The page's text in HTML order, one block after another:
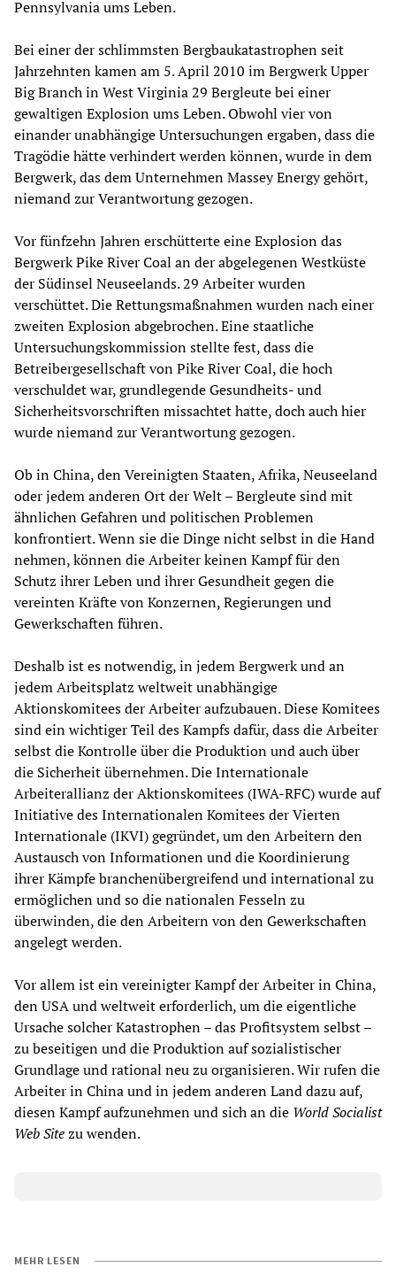
Pennsylvania ums Leben.
Bei einer der schlimmsten Bergbaukatastrophen seit
Jahrzehnten kamen am 5. April 2010 im Bergwerk Upper
Big Branch in West Virginia 29 Bergleute bei einer
gewaltigen Explosion ums Leben. Obwohl vier von
einander unabhängige Untersuchungen ergaben, dass die
Tragödie hätte verhindert werden können, wurde in dem
Bergwerk, das dem Unternehmen Massey Energy gehört,
niemand zur Verantwortung gezogen.
Vor fünfzehn Jahren erschütterte eine Explosion das
Bergwerk Pike River Coal an der abgelegenen Westküste
der Südinsel Neuseelands. 29 Arbeiter wurden
verschüttet. Die Rettungsmaßnahmen wurden nach einer
zweiten Explosion abgebrochen. Eine staatliche
Untersuchungskommission stellte fest, dass die
Betreibergesellschaft von Pike River Coal, die hoch
verschuldet war, grundlegende Gesundheits- und
Sicherheitsvorschriften missachtet hatte, doch auch hier
wurde niemand zur Verantwortung gezogen.
Ob in China, den Vereinigten Staaten, Afrika, Neuseeland
oder jedem anderen Ort der Welt – Bergleute sind mit
ähnlichen Gefahren und politischen Problemen
konfrontiert. Wenn sie die Dinge nicht selbst in die Hand
nehmen, können die Arbeiter keinen Kampf für den
Schutz ihrer Leben und ihrer Gesundheit gegen die
vereinten Kräfte von Konzernen, Regierungen und
Gewerkschaften führen.
Deshalb ist es notwendig, in jedem Bergwerk und an
jedem Arbeitsplatz weltweit unabhängige
Aktionskomitees der Arbeiter aufzubauen. Diese Komitees
sind ein wichtiger Teil des Kampfs dafür, dass die Arbeiter
selbst die Kontrolle über die Produktion und auch über
die Sicherheit übernehmen. Die Internationale
Arbeiterallianz der Aktionskomitees (IWA-RFC) wurde auf
Initiative des Internationalen Komitees der Vierten
Internationale (IKVI) gegründet, um den Arbeitern den
Austausch von Informationen und die Koordinierung
ihrer Kämpfe branchenübergreifend und international zu
ermöglichen und so die nationalen Fesseln zu
überwinden, die den Arbeitern von den Gewerkschaften
angelegt werden.
Vor allem ist ein vereinigter Kampf der Arbeiter in China,
den USA und weltweit erforderlich, um die eigentliche
Ursache solcher Katastrophen – das Profitsystem selbst –
zu beseitigen und die Produktion auf sozialistischer
Grundlage und rational neu zu organisieren. Wir rufen die
Arbeiter in China und in jedem anderen Land dazu auf,
diesen Kampf aufzunehmen und sich an die World Socialist
Web Sitezu wenden.
MEHR LESEN